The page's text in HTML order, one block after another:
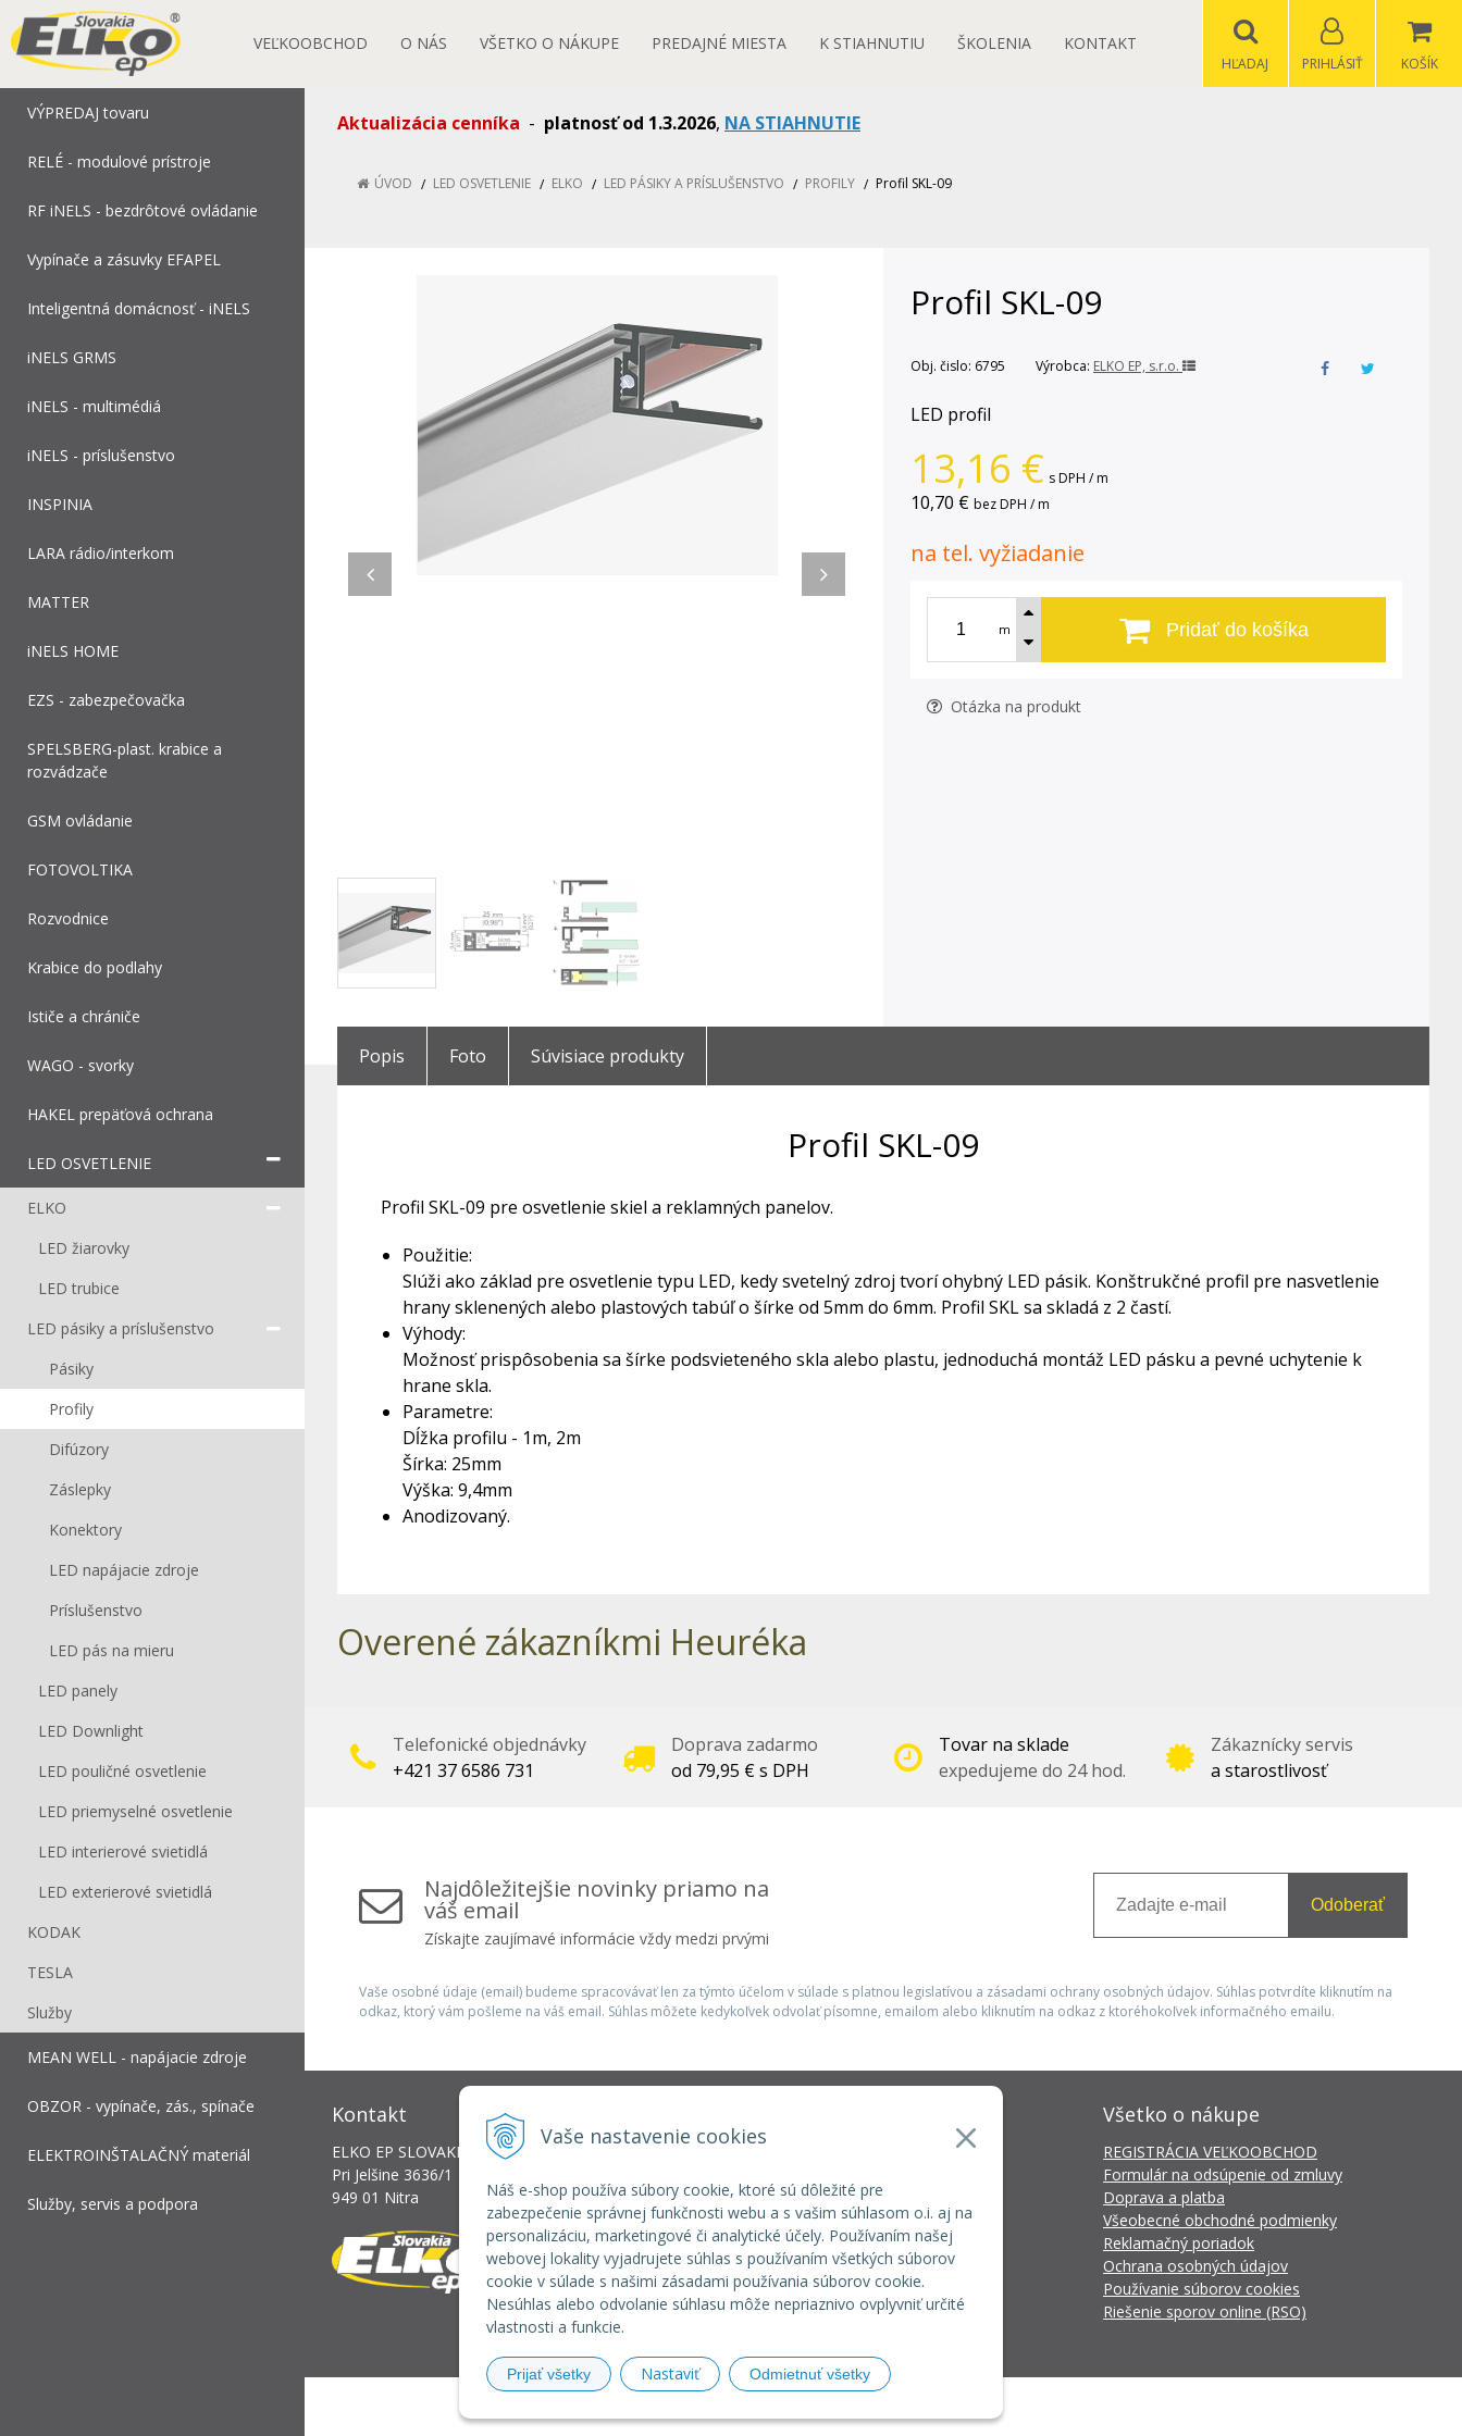
Vaše nastavenie cookies
Náš e-shop používa súbory cookie, ktoré sú dôležité pre
zabezpečenie správnej funkčnosti webu a s vašim súhlasom o.i. aj na
personalizáciu, marketingové či analytické účely. Používaním našej
webovej lokality vyjadrujete súhlas s používaním všetkých súborov
cookie v súlade s našimi zásadami používania súborov cookie.
Nesúhlas alebo odvolanie súhlasu môže nepriaznivo ovplyvniť určité
vlastnosti a funkcie.
Prijať všetky Nastaviť Odmietnuť všetky
VEĽKOOBCHOD O NÁS VŠETKO O NÁKUPE PREDAJNÉ MIESTA K STIAHNUTIU ŠKOLENIA KONTAKT
KOŠÍK
PRIHLÁSIŤ
HĽADAJ
VÝPREDAJ tovaru
RELÉ - modulové prístroje
RF iNELS - bezdrôtové ovládanie
Vypínače a zásuvky EFAPEL
Inteligentná domácnosť - iNELS
iNELS GRMS
iNELS - multimédiá
iNELS - príslušenstvo
INSPINIA
LARA rádio/interkom
MATTER
iNELS HOME
EZS - zabezpečovačka
SPELSBERG-plast. krabice a
rozvádzače
GSM ovládanie
FOTOVOLTIKA
Rozvodnice
Krabice do podlahy
Ističe a chrániče
WAGO - svorky
HAKEL prepäťová ochrana
LED OSVETLENIE
ELKO
LED žiarovky
LED trubice
LED pásiky a príslušenstvo
Pásiky
Profily
Difúzory
Záslepky
Konektory
LED napájacie zdroje
Príslušenstvo
LED pás na mieru
LED panely
LED Downlight
LED pouličné osvetlenie
LED priemyselné osvetlenie
LED interierové svietidlá
LED exterierové svietidlá
KODAK
TESLA
Služby
MEAN WELL - napájacie zdroje
OBZOR - vypínače, zás., spínače
ELEKTROINŠTALAČNÝ materiál
Služby, servis a podpora
Aktualizácia cenníka - platnosť od 1.3.2026, NA STIAHNUTIE
ÚVOD LED OSVETLENIE ELKO LED PÁSIKY A PRÍSLUŠENSTVO PROFILY Profil SKL-09
Profil SKL-09
Obj. čislo: 6795 Výrobca: ELKO EP, s.r.o.
LED profil
13,16 € s DPH / m
10,70 € bez DPH / m
na tel. vyžiadanie
m Pridať do košíka
Otázka na produkt
Popis Foto Súvisiace produkty
Profil SKL-09
Profil SKL-09 pre osvetlenie skiel a reklamných panelov.
Použitie:
Slúži ako základ pre osvetlenie typu LED, kedy svetelný zdroj tvorí ohybný LED pásik. Konštrukčné profil pre nasvetlenie
hrany sklenených alebo plastových tabúľ o šírke od 5mm do 6mm. Profil SKL sa skladá z 2 častí.
Výhody:
Možnosť prispôsobenia sa šírke podsvieteného skla alebo plastu, jednoduchá montáž LED pásku a pevné uchytenie k
hrane skla.
Parametre:
Dĺžka profilu - 1m, 2m
Šírka: 25mm
Výška: 9,4mm
Anodizovaný.
Overené zákazníkmi Heuréka
Telefonické objednávky
+421 37 6586 731
Doprava zadarmo
od 79,95 € s DPH
Tovar na sklade
expedujeme do 24 hod.
Zákaznícky servis
a starostlivosť
Najdôležitejšie novinky priamo na
váš email
Získajte zaujímavé informácie vždy medzi prvými
Odoberať
Vaše osobné údaje (email) budeme spracovávať len za týmto účelom v súlade s platnou legislatívou a zásadami ochrany osobných údajov. Súhlas potvrdíte kliknutím na
odkaz, ktorý vám pošleme na váš email. Súhlas môžete kedykoľvek odvolať písomne, emailom alebo kliknutím na odkaz z ktoréhokoľvek informačného emailu.
Kontakt
ELKO EP SLOVAKIA, s.r.o.
Pri Jelšine 3636/1
949 01 Nitra
+421 37 6586 731
+421 907 982 328
Všetko o nákupe
REGISTRÁCIA VEĽKOOBCHOD
Formulár na odsúpenie od zmluvy
Doprava a platba
Všeobecné obchodné podmienky
Reklamačný poriadok
Ochrana osobných údajov
Používanie súborov cookies
Riešenie sporov online (RSO)
e-shop Pohoda Connector